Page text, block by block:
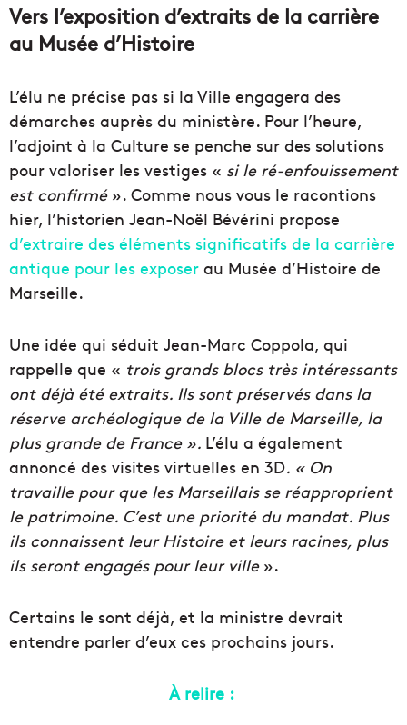
Vers l’exposition d’extraits de la carrière
au Musée d’Histoire
L’élu ne précise pas si la Ville engagera des
démarches auprès du ministère. Pour l’heure,
l’adjoint à la Culture se penche sur des solutions
pour valoriser les vestiges « si le ré-enfouissement
est confirmé». Comme nous vous le racontions
hier, l’historien Jean-Noël Bévérini propose
d’extraire des éléments significatifs de la carrière
antique pour les exposer au Musée d’Histoire de
Marseille.
Une idée qui séduit Jean-Marc Coppola, qui
rappelle que « trois grands blocs très intéressants
ont déjà été extraits. Ils sont préservés dans la
réserve archéologique de la Ville de Marseille, la
plus grande de France ». L’élu a également
annoncé des visites virtuelles en 3D. « On
travaille pour que les Marseillais se réapproprient
le patrimoine. C’est une priorité du mandat. Plus
ils connaissent leur Histoire et leurs racines, plus
ils seront engagés pour leur ville».
Certains le sont déjà, et la ministre devrait
entendre parler d’eux ces prochains jours.
À relire :